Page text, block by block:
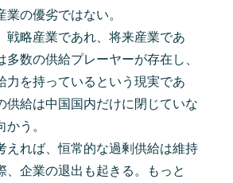
の優劣ではない。
戦略産業であれ、将来産業であ
多数の供給プレーヤーが存在し、
力を持っているという現実であ
供給は中国国内だけに閉じていな
う。
えれば、恒常的な過剰供給は維持
、企業の退出も起きる。もっと